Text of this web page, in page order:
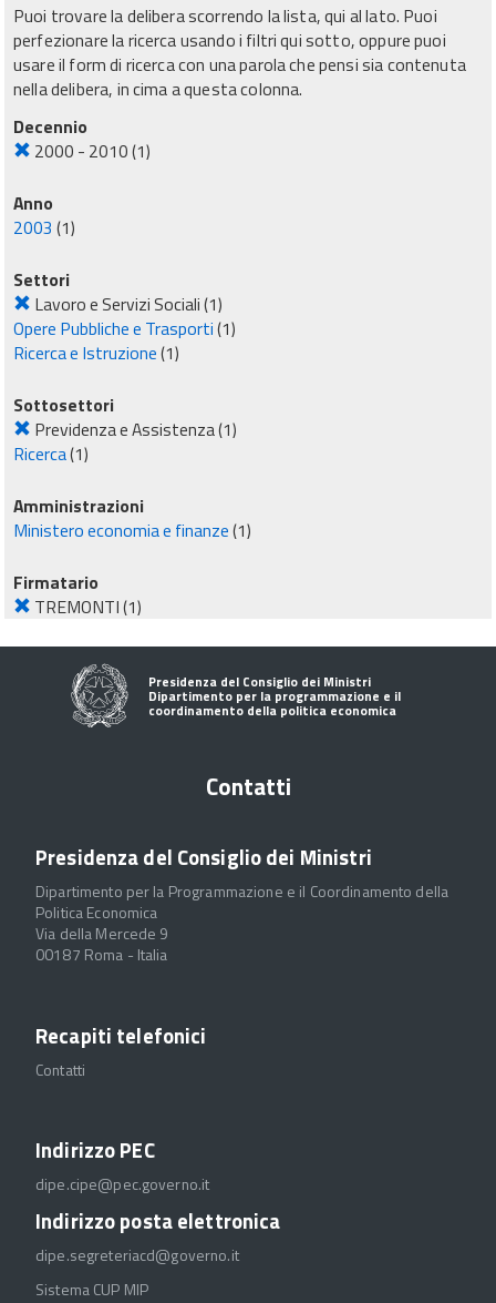
Puoi trovare la delibera scorrendo la lista, qui al lato. Puoi
perfezionare la ricerca usando i filtri qui sotto, oppure puoi
usare il form di ricerca con una parola che pensi sia contenuta
nella delibera, in cima a questa colonna.
Decennio
2000 - 2010(1)
Anno
2003 (1)
Settori
Lavoro e Servizi Sociali(1)
Opere Pubbliche e Trasporti(1)
Ricerca e Istruzione(1)
Sottosettori
Previdenza e Assistenza(1)
Ricerca(1)
Amministrazioni
Ministero economia e finanze(1)
Firmatario
TREMONTI(1)
Presidenza del Consiglio dei Ministri
Dipartimento per la programmazione e il
coordinamento della politica economica
Contatti
Presidenza del Consiglio dei Ministri
Dipartimento per la Programmazione e il Coordinamento della
Politica Economica
Via della Mercede 9
00187 Roma - Italia
Recapiti telefonici
Contatti
Indirizzo PEC
dipe.cipe@pec.governo.it
Indirizzo posta elettronica
dipe.segreteriacd@governo.it
Sistema CUP MIP